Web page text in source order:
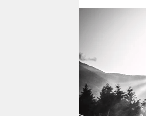
wahrheit
verlag